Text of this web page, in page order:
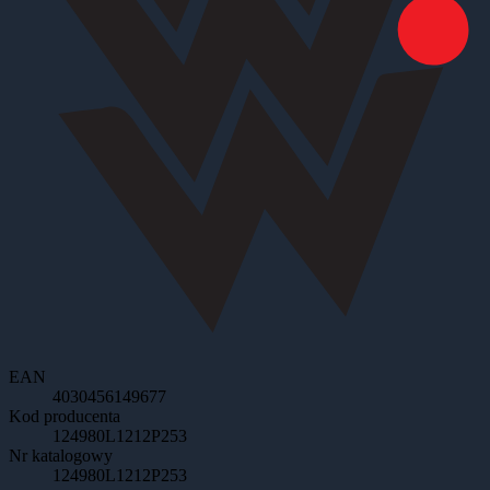
EAN
4030456149677
Kod producenta
124980L1212P253
Nr katalogowy
124980L1212P253